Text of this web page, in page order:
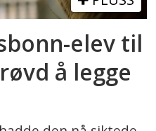
elev til
å legge